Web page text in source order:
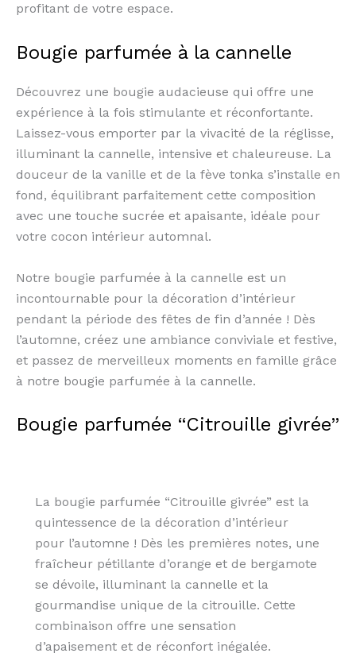
profitant de votre espace.
Bougie parfumée à la cannelle
Découvrez une bougie audacieuse qui offre une
expérience à la fois stimulante et réconfortante.
Laissez-vous emporter par la vivacité de la réglisse,
illuminant la cannelle, intensive et chaleureuse. La
douceur de la vanille et de la fève tonka s’installe en
fond, équilibrant parfaitement cette composition
avec une touche sucrée et apaisante, idéale pour
votre cocon intérieur automnal.
Notre bougie parfumée à la cannelle est un
incontournable pour la décoration d’intérieur
pendant la période des fêtes de fin d’année ! Dès
l’automne, créez une ambiance conviviale et festive,
et passez de merveilleux moments en famille grâce
à notre bougie parfumée à la cannelle.
Bougie parfumée “Citrouille givrée”
La bougie parfumée “Citrouille givrée” est la
quintessence de la décoration d’intérieur
pour l’automne ! Dès les premières notes, une
fraîcheur pétillante d’orange et de bergamote
se dévoile, illuminant la cannelle et la
gourmandise unique de la citrouille. Cette
combinaison offre une sensation
d’apaisement et de réconfort inégalée.